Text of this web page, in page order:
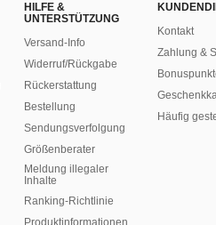
HILFE &
UNTERSTÜTZUNG
Versand-Info
Widerruf/Rückgabe
Rückerstattung
Bestellung
Sendungsverfolgung
Größenberater
Meldung illegaler
Inhalte
Ranking-Richtlinie
Kontakt
Zahlung &
Häufig